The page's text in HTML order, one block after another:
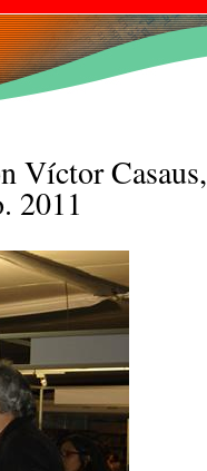
Víctor Casaus,
2011